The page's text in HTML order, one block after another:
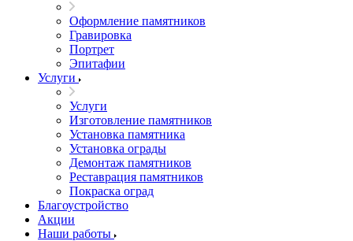
Оформление памятников
Гравировка
Портрет
Эпитафии
Услуги
Услуги
Изготовление памятников
Установка памятника
Установка ограды
Демонтаж памятников
Реставрация памятников
Покраска оград
Благоустройство
Акции
Наши работы